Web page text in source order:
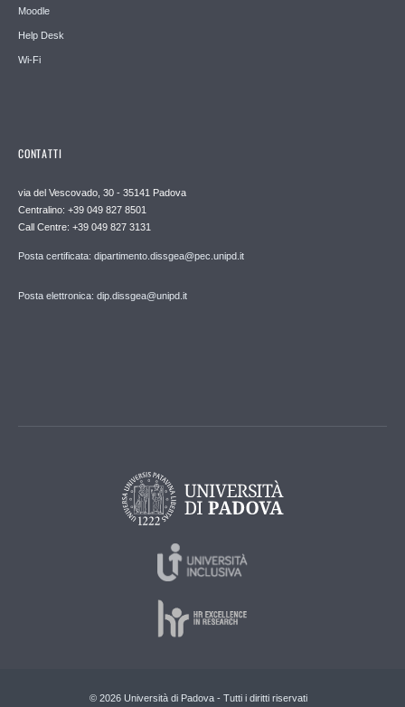
Moodle
Help Desk
Wi-Fi
CONTATTI
via del Vescovado, 30 - 35141 Padova
Centralino: +39 049 827 8501
Call Centre: +39 049 827 3131
Posta certificata: dipartimento.dissgea@pec.unipd.it
Posta elettronica: dip.dissgea@unipd.it
© 2026 Università di Padova - Tutti i diritti riservati